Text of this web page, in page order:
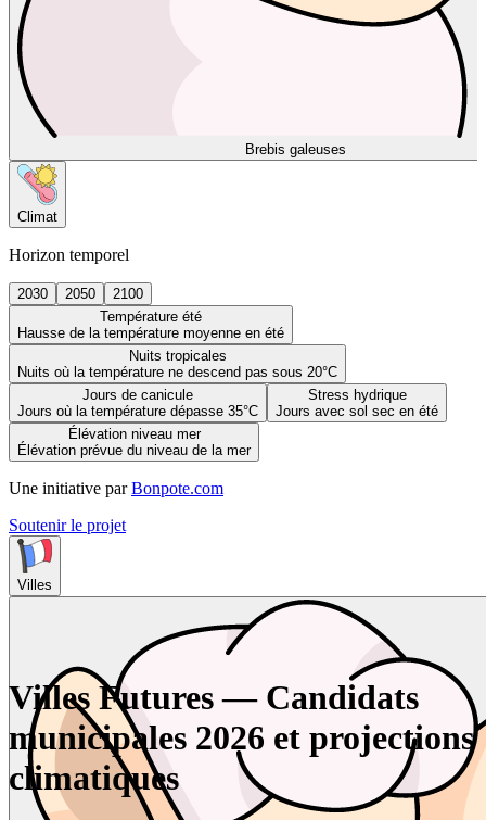
Brebis galeuses
Climat
Horizon temporel
2030 2050
2100
Température été
Hausse de la température moyenne en été
Nuits tropicales
Nuits où la température ne descend pas sous 20°C
Jours de canicule
Jours où la température dépasse 35°C
Stress hydrique
Jours avec sol sec en été
Élévation niveau mer
Élévation prévue du niveau de la mer
Une initiative par Bonpote.com
Soutenir le projet
Villes
Villes Futures — Candidats
municipales 2026 et projections
climatiques